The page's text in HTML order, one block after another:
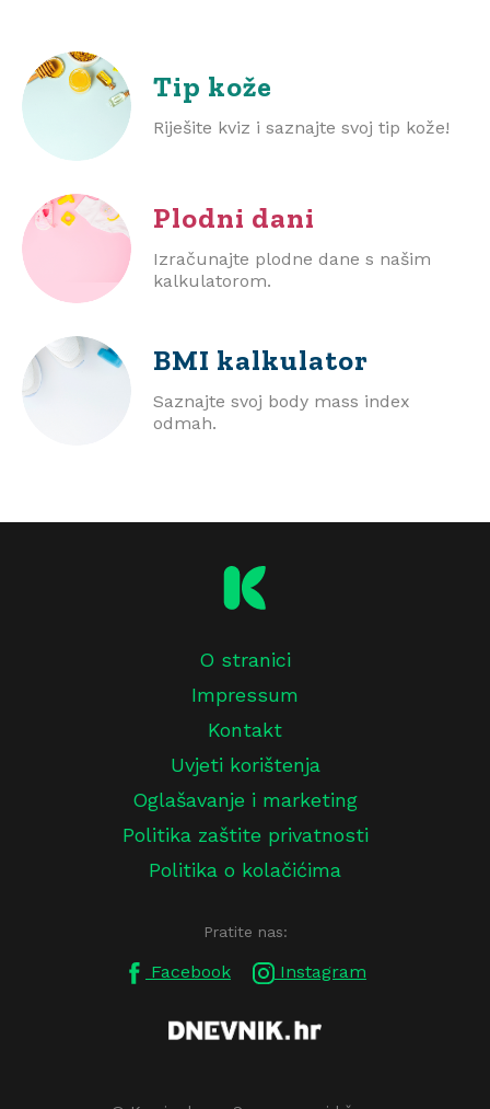
Tip kože
Riješite kviz i saznajte svoj tip kože!
Plodni dani
Izračunajte plodne dane s našim
kalkulatorom.
BMI kalkulator
Saznajte svoj body mass index
odmah.
O stranici
Impressum
Kontakt
Uvjeti korištenja
Oglašavanje i marketing
Politika zaštite privatnosti
Politika o kolačićima
Pratite nas:
Facebook Instagram